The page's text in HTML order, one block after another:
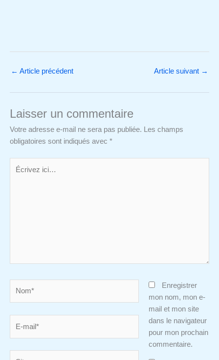
← Article précédent Article suivant →
Laisser un commentaire
Votre adresse e-mail ne sera pas publiée.
Les champs
obligatoires sont indiqués avec *
Enregistrer
mon nom, mon e-
mail et mon site
dans le navigateur
pour mon prochain
commentaire.